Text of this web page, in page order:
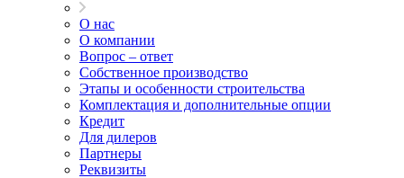
О нас
О компании
Вопрос – ответ
Собственное производство
Этапы и особенности строительства
Комплектация и дополнительные опции
Кредит
Для дилеров
Партнеры
Реквизиты